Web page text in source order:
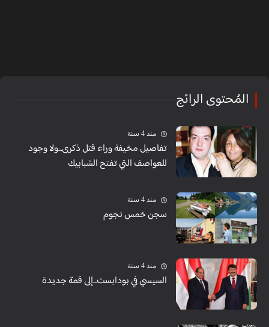
المُحتوى الرائج
منذ 4 سنة
تفاصيل مخيفة وراء قتل ذكرى...ولا وجود
للعواصف التي تفتح الشبابيك
منذ 4 سنة
سجن خمس نجوم
منذ 4 سنة
السيسي في بودابست...إلى قمة جديدة